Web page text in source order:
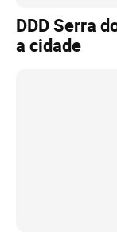
DDD Serra
a cidade